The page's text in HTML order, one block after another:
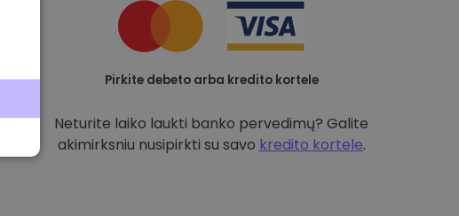
Pirkite debeto arba kredito kortele
Neturite laiko laukti banko pervedimų? Galite
akimirksniu nusipirkti su savo kredito kortele.